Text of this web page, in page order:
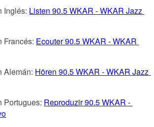
Inglés: Listen 90.5 WKAR - WKAR Jazz
Francés: Ecouter 90.5 WKAR - WKAR
Alemán: Hören 90.5 WKAR - WKAR Jazz
Portugues: Reproduzir 90.5 WKAR -